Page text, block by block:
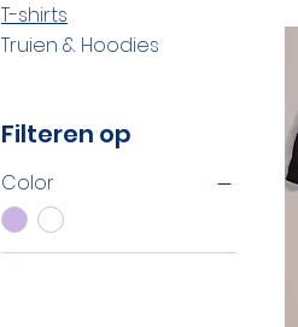
T-shirts
Truien & Hoodies
Filteren op
Color